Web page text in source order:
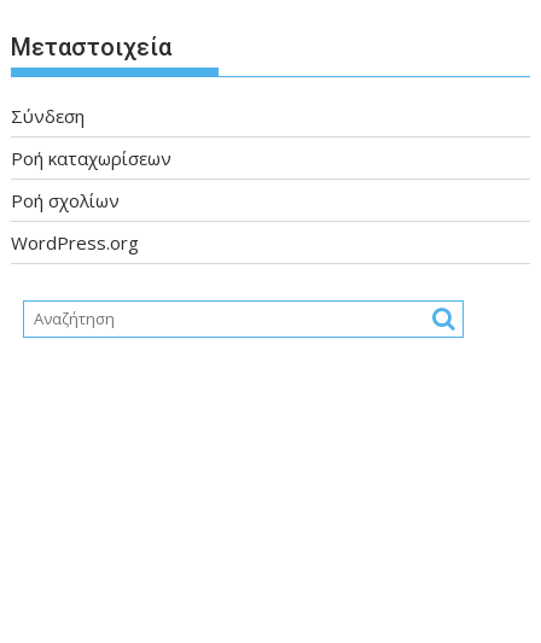
Μεταστοιχεία
Σύνδεση
Ροή καταχωρίσεων
Ροή σχολίων
WordPress.org